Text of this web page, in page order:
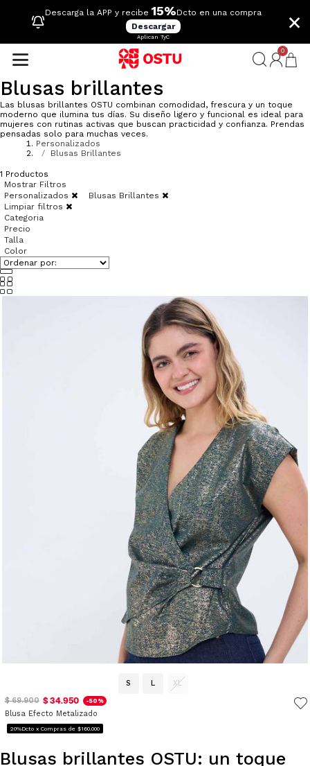
Descarga la APP y recibe 15%Dcto en una compra
Descargar
Aplican TyC
×
0
Blusas brillantes
Las blusas brillantes OSTU combinan comodidad, frescura y un toque
moderno que ilumina tus días. Su diseño ligero y funcional es ideal para
mujeres con rutinas activas que buscan practicidad y confianza. Prendas
pensadas solo para muchas veces.
Personalizados
Blusas Brillantes
1 Productos
Mostrar Filtros
Personalizados
Blusas Brillantes
Limpiar filtros
Categoria
Precio
Talla
Color
S L
XL
$ 69.900 $ 34.950 -50%
Blusa Efecto Metalizado
20%Dcto x Compras de $160.000
Blusas brillantes OSTU: un toque